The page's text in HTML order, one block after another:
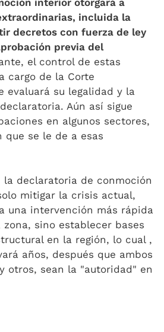
interior otorgará a
incluida la
decretos con fuerza de ley
previa del
el control de estas
cargo de la Corte
evaluará su legalidad y la
Aún así sigue
en algunos sectores,
se le de a esas
la declaratoria de conmoción
mitigar la crisis actual,
una intervención más rápida
sino establecer bases
en la región, lo cual ,
años, después que ambos
otros, sean la "autoridad" en